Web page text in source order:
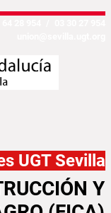
تخطي إلى المحتوى
- Sevilla
UGT Sevilla
Y